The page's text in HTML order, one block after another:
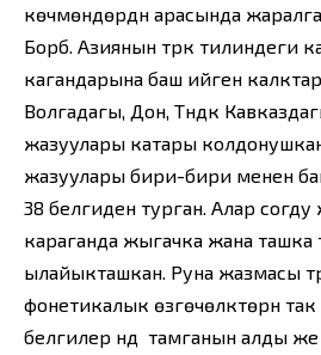
көчмөндөрдүн арасында
Борб. Азиянын түрк тилиндеги
кагандарына баш ийген
Волгадагы, Дон, Түндүк
жазуулары катары
жазуулары бири-бири менен
38 белгиден турган. Алар согду
караганда жыгачка жана ташка
ылайыкташкан. Руна жазмасы
фонетикалык өзгөчөлүктөрүн так
белгилер үндүү тамганын алды